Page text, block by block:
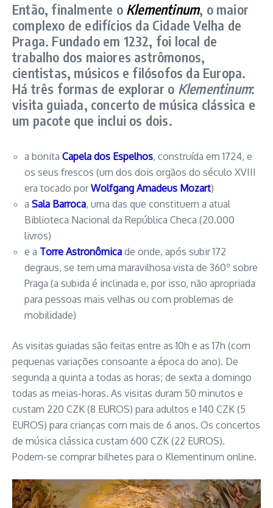
Então, finalmente o Klementinum, o maior
complexo de edifícios da Cidade Velha de
Praga. Fundado em 1232, foi local de
trabalho dos maiores astrômonos,
cientistas, músicos e filósofos da Europa.
Há três formas de explorar o Klementinum:
visita guiada, concerto de música clássica e
um pacote que inclui os dois.
a bonita Capela dos Espelhos, construída em 1724, e
os seus frescos (um dos dois orgãos do século XVIII
era tocado porWolfgang Amadeus Mozart)
a Sala Barroca, uma das que constituem a atual
Biblioteca Nacional da República Checa (20.000
livros)
e a Torre Astronômica de onde, após subir 172
degraus, se tem uma maravilhosa vista de 360º sobre
Praga (a subida é inclinada e, por isso, não apropriada
para pessoas mais velhas ou com problemas de
mobilidade)
As visitas guiadas são feitas entre as 10h e as 17h (com
pequenas variações consoante a época do ano). De
segunda a quinta a todas as horas; de sexta a domingo
todas as meias-horas. As visitas duram 50 minutos e
custam 220 CZK (8 EUROS) para adultos e 140 CZK (5
EUROS) para crianças com mais de 6 anos. Os concertos
de música clássica custam 600 CZK (22 EUROS).
Podem-se comprar bilhetes para o Klementinum online.